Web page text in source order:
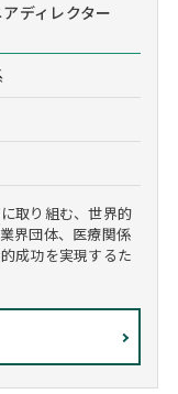
ディレクター
取り組む、世界的
界団体、医療関係
成功を実現するた